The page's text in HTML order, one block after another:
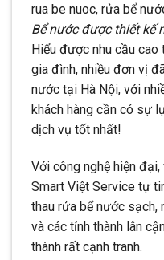
rua be nuoc, rửa bể
Bể nước được thiết kế
Hiểu được nhu cầu
gia đình, nhiều đơn vị
nước tại Hà Nội, với
khách hàng cần có sự
dịch vụ tốt nhất!
Với công nghệ hiện
Smart Việt Service tự
thau rửa bể nước sạch,
và các tỉnh thành lân
thành rất cạnh tranh.